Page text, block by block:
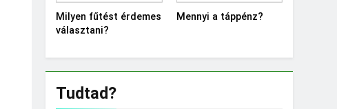
Milyen fűtést érdemes
választani?
Mennyi a táppénz?
Tudtad?